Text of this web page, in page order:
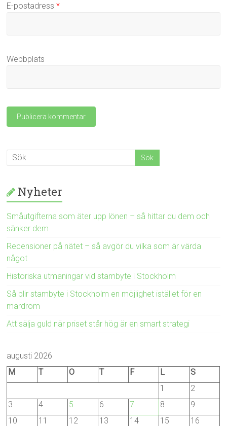
E-postadress*
Webbplats
Nyheter
Småutgifterna som äter upp lönen – så hittar du dem och
sänker dem
Recensioner på nätet – så avgör du vilka som är värda
något
Historiska utmaningar vid stambyte i Stockholm
Så blir stambyte i Stockholm en möjlighet istället för en
mardröm
Att sälja guld när priset står hög är en smart strategi
augusti 2026
M
T O T F L
S
1
2
3
4 5 6 7 8
9
10
11 12 13 14 15 16